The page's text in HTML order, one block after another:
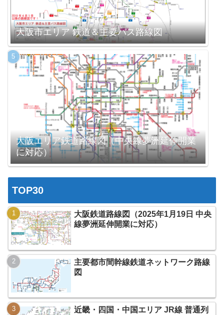
大阪市エリア 鉄道＆主要バス路線図
大阪エリア鉄道路線図（中央線夢洲延伸開業
に対応）
TOP30
大阪鉄道路線図（2025年1月19日 中央
線夢洲延伸開業に対応）
主要都市間幹線鉄道ネットワーク路線
図
近畿・四国・中国エリア JR線 普通列